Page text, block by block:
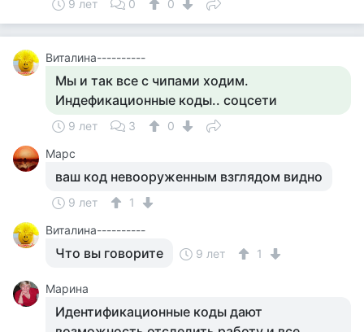
9 лет 0 0
Виталина----------
Мы и так все с чипами ходим.
Индефикационные коды.. соцсети
9 лет 3
0
Марс
ваш код невооруженным взглядом видно
9 лет
1
Виталина----------
Что вы говорите 9 лет 1
Марина
Идентификационные коды дают